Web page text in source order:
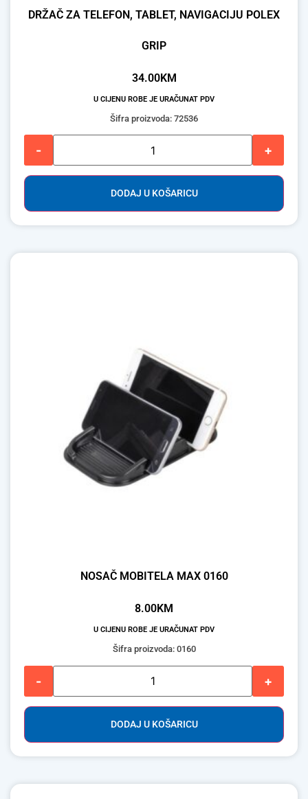
DRŽAČ ZA TELEFON, TABLET, NAVIGACIJU POLEX
GRIP
34.00KM
U CIJENU ROBE JE URAČUNAT PDV
Šifra proizvoda: 72536
- +
DODAJ U KOŠARICU
NOSAČ MOBITELA MAX 0160
8.00KM
U CIJENU ROBE JE URAČUNAT PDV
Šifra proizvoda: 0160
- +
DODAJ U KOŠARICU